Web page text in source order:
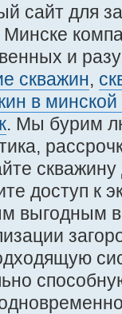
сайт для
Минске
и
скважин,
в минской
. Мы бурим
доступ к
выгодным